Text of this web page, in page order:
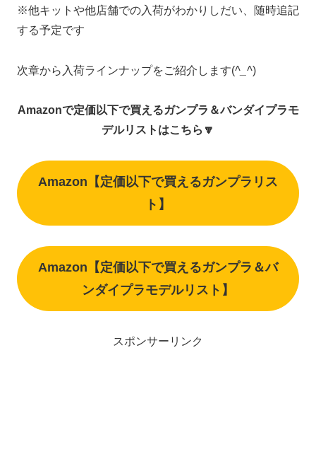
※他キットや他店舗での入荷がわかりしだい、随時追記
する予定です
次章から入荷ラインナップをご紹介します(^_^)
Amazonで定価以下で買えるガンプラ＆バンダイプラモ
デルリストはこちら🔽
Amazon【定価以下で買えるガンプラリス
ト】
Amazon【定価以下で買えるガンプラ＆バ
ンダイプラモデルリスト】
スポンサーリンク